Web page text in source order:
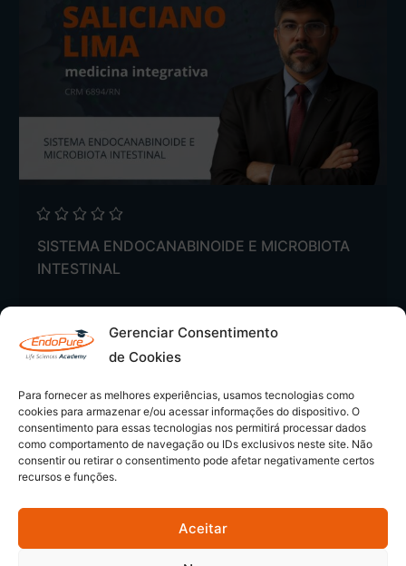
Gerenciar Consentimento
de Cookies
Para fornecer as melhores experiências, usamos tecnologias como
cookies para armazenar e/ou acessar informações do dispositivo. O
consentimento para essas tecnologias nos permitirá processar dados
como comportamento de navegação ou IDs exclusivos neste site. Não
consentir ou retirar o consentimento pode afetar negativamente certos
recursos e funções.
Aceitar
SISTEMA ENDOCANABINOIDE E MICROBIOTA
INTESTINAL
Matricular-se no Curso
© 2026 - EndoPure Academy | CNPJ: 54.349.169/0001-80